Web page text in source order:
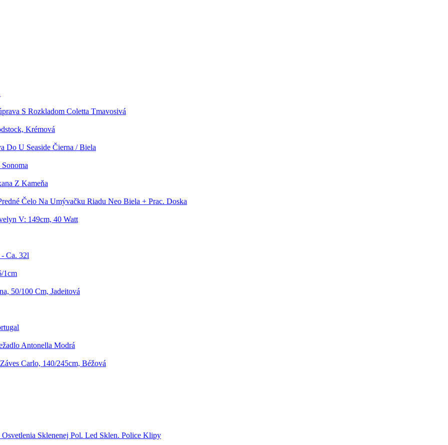
S Rozkladom Coletta Tmavosivá
Krémová
Do U Seaside Čierna / Biela
Z Kameňa
Čelo Na Umývačku Riadu Neo Biela + Prac. Doska
V: 149cm, 40 Watt
Ca. 32l
1cm
50/100 Cm, Jadeitová
Antonella Modrá
Carlo, 140/245cm, Béžová
Osvetlenia Sklenenej Pol. Led Sklen. Police Klipy